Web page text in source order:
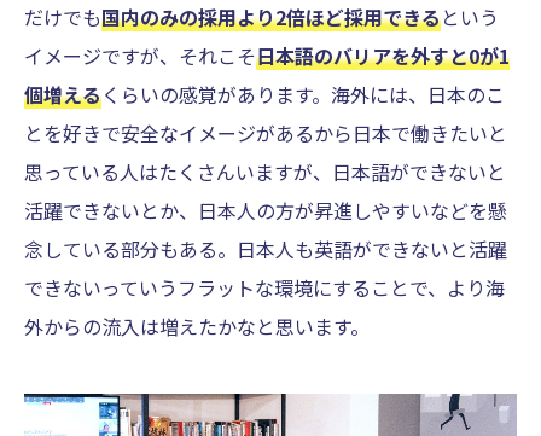
だけでも国内のみの採用より2倍ほど採用できるという
イメージですが、それこそ日本語のバリアを外すと0が1
個増えるくらいの感覚があります。海外には、日本のこ
とを好きで安全なイメージがあるから日本で働きたいと
思っている人はたくさんいますが、日本語ができないと
活躍できないとか、日本人の方が昇進しやすいなどを懸
念している部分もある。日本人も英語ができないと活躍
できないっていうフラットな環境にすることで、より海
外からの流入は増えたかなと思います。